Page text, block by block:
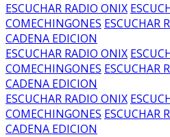
ESCUCHAR RADIO ONIX
COMECHINGONES ESCUCHAR
CADENA EDICION
ESCUCHAR RADIO ONIX
COMECHINGONES ESCUCHAR
CADENA EDICION
ESCUCHAR RADIO ONIX
COMECHINGONES ESCUCHAR
CADENA EDICION